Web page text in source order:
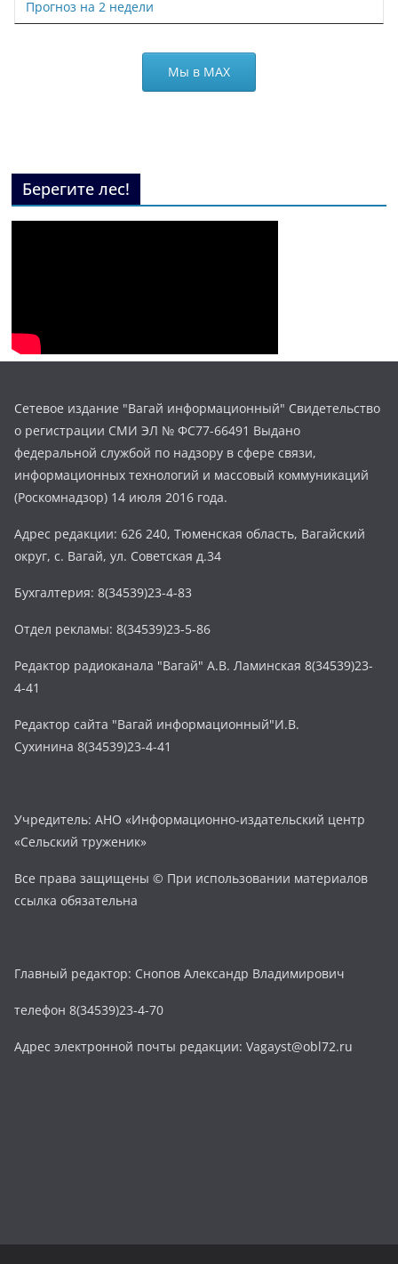
Прогноз на 2 недели
Мы в МАХ
Берегите лес!
Сетевое издание "Вагай информационный" Свидетельство
о регистрации СМИ ЭЛ № ФС77-66491 Выдано
федеральной службой по надзору в сфере связи,
информационных технологий и массовый коммуникаций
(Роскомнадзор) 14 июля 2016 года.
Адрес редакции: 626 240, Тюменская область, Вагайский
округ, с. Вагай, ул. Советская д.34
Бухгалтерия: 8(34539)23-4-83
Отдел рекламы: 8(34539)23-5-86
Редактор радиоканала "Вагай" А.В. Ламинская 8(34539)23-
4-41
Редактор сайта "Вагай информационный"И.В.
Сухинина 8(34539)23-4-41
Учредитель: АНО «Информационно-издательский центр
«Сельский труженик»
Все права защищены © При использовании материалов
ссылка обязательна
Главный редактор: Снопов Александр Владимирович
телефон 8(34539)23-4-70
Адрес электронной почты редакции: Vagayst@obl72.ru